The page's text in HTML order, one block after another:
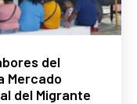
del
Mercado
del Migrante